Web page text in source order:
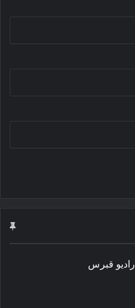
رادیو قبرس